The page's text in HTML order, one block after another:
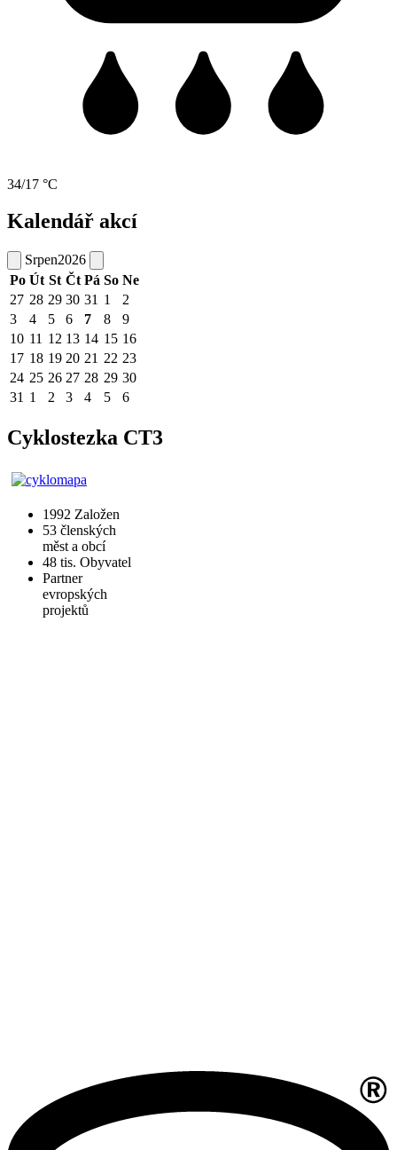
34/17 °C
Kalendář akcí
Srpen2026
Po Út St Čt Pá So Ne
27 28 29 30 31 1
2
3
4 5 6 7 8
9
10 11 12 13 14 15 16
17 18 19 20 21 22 23
24 25 26 27 28 29 30
31 1 2 3 4 5 6
Cyklostezka CT3
1992 Založen
53 členských
měst a obcí
48 tis. Obyvatel
Partner
evropských
projektů